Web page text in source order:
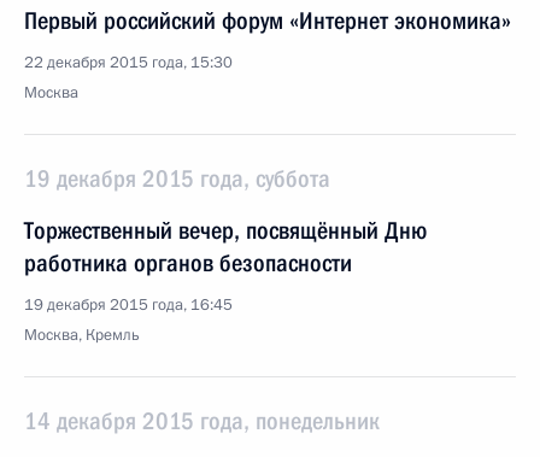
Первый российский форум «Интернет экономика»
22 декабря 2015 года, 15:30
Москва
19 декабря 2015 года, суббота
Торжественный вечер, посвящённый Дню
работника органов безопасности
19 декабря 2015 года, 16:45
Москва, Кремль
14 декабря 2015 года, понедельник